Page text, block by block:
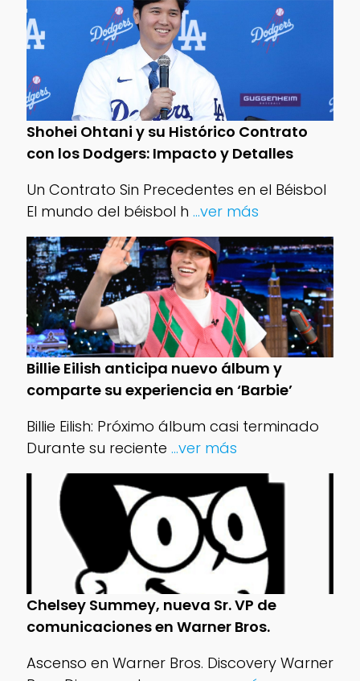
Shohei Ohtani y su Histórico Contrato
con los Dodgers: Impacto y Detalles
Un Contrato Sin Precedentes en el Béisbol
El mundo del béisbol h ...ver más
Billie Eilish anticipa nuevo álbum y
comparte su experiencia en ‘Barbie’
Billie Eilish: Próximo álbum casi terminado
Durante su reciente ...ver más
Chelsey Summey, nueva Sr. VP de
comunicaciones en Warner Bros.
Ascenso en Warner Bros. Discovery Warner